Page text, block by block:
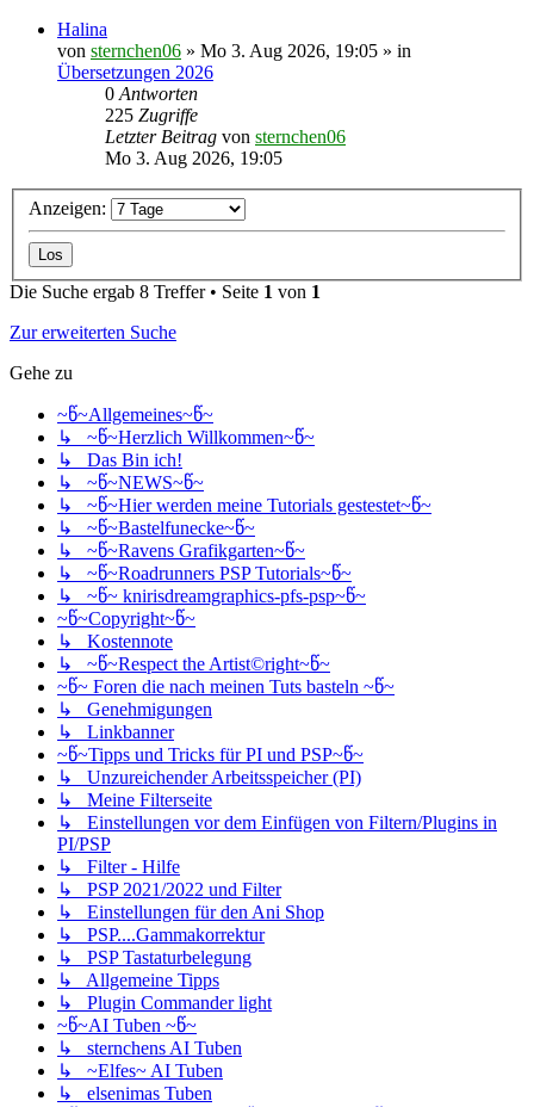
Halina
von sternchen06 » Mo 3. Aug 2026, 19:05 » in
Übersetzungen 2026
0 Antworten
225 Zugriffe
Letzter Beitrag von sternchen06
Mo 3. Aug 2026, 19:05
Anzeigen:
Die Suche ergab 8 Treffer • Seite 1 von 1
Zur erweiterten Suche
Gehe zu
~წ~Allgemeines~წ~
↳ ~წ~Herzlich Willkommen~წ~
↳ Das Bin ich!
↳ ~წ~NEWS~წ~
↳ ~წ~Hier werden meine Tutorials gestestet~წ~
↳ ~წ~Bastelfunecke~წ~
↳ ~წ~Ravens Grafikgarten~წ~
↳ ~წ~Roadrunners PSP Tutorials~წ~
↳ ~წ~ knirisdreamgraphics-pfs-psp~წ~
~წ~Copyright~წ~
↳ Kostennote
↳ ~წ~Respect the Artist©right~წ~
~წ~ Foren die nach meinen Tuts basteln ~წ~
↳ Genehmigungen
↳ Linkbanner
~წ~Tipps und Tricks für PI und PSP~წ~
↳ Unzureichender Arbeitsspeicher (PI)
↳ Meine Filterseite
↳ Einstellungen vor dem Einfügen von Filtern/Plugins in
PI/PSP
↳ Filter - Hilfe
↳ PSP 2021/2022 und Filter
↳ Einstellungen für den Ani Shop
↳ PSP....Gammakorrektur
↳ PSP Tastaturbelegung
↳ Allgemeine Tipps
↳ Plugin Commander light
~წ~AI Tuben ~წ~
↳ sternchens AI Tuben
↳ ~Elfes~ AI Tuben
↳ elsenimas Tuben